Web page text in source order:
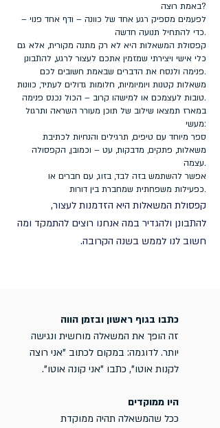
באמת רוצה?
לפעמים מספיק רגע אחד של כוונה – ודף אחד פנוי –
כדי להתחיל תנועה חדשה.
קפסולת המשאלות היא לא רק מתנה מקורית, אלא גם
כלי אישי ויצירתי שמזמין אתכם לעצור לרגע, להתבונן
פנימה ולנסח את הדברים שבאמת חשובים לכם.
משאלות קטנות ויומיומיות, חלומות גדולים לעתיד, כוונות
טובות לעצמכם או למישהו קרוב – הכול נכנס פנימה.
במארז תמצאו שילוב של תוכן מעורר השראה ותרגול
מעשי:
ספר מיוחד עם טיפים, תרגילים והנחיות לכתיבת
משאלות, פתקים, מדבקות, עט – וכמובן, הקפסולה
עצמה.
אפשר להשתמש בזה לבד, בזוג, עם חברים או
כפעילות משפחתית שמחברת בין דורות.
קפסולת המשאלות היא הזדמנות לעצור,
להתבונן ולהגדיר במה אנחנו רוצים להתמקד ומה
חשוב לנו לממש בשנה הקרובה.
​​כתבו בגוף ראשון ובזמן הווה
זה הופך את המשאלה מוחשית ונגישה
יותר. לדוגמה: במקום לכתוב "אני רוצה
לקנות אוטו", כתבו "אני קונה אוטו".
היו ממוקדים
ככל שהמשאלה תהיה ממוקדת